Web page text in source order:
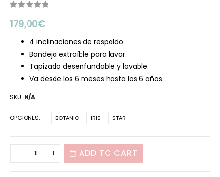
179,00€
4 inclinaciones de respaldo.
Bandeja extraíble para lavar.
Tapizado desenfundable y lavable.
Va desde los 6 meses hasta los 6 años.
SKU: N/A
OPCIONES BOTANIC IRIS STAR
ADD TO CART